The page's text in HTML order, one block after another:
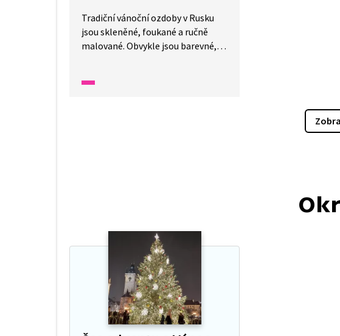
Tradiční vánoční ozdoby v Rusku
jsou skleněné, foukané a ručně
malované. Obvykle jsou barevné,
všude kolem. A věřte, nevěřte,